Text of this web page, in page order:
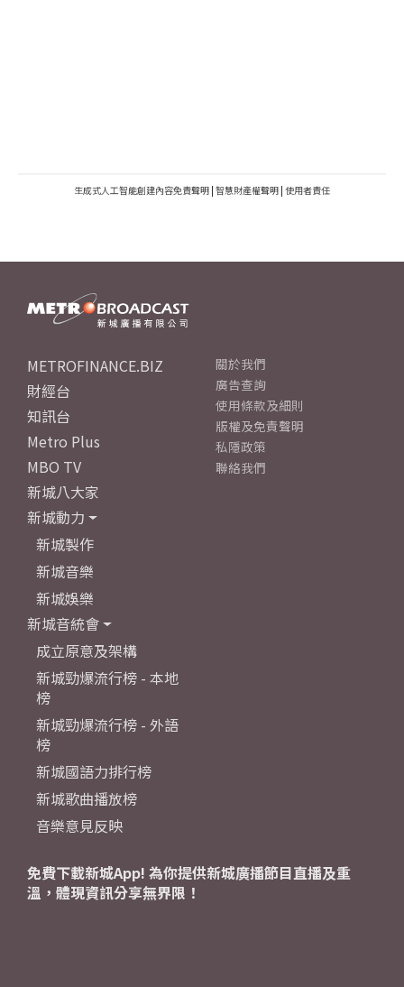
生成式人工智能創建內容免責聲明 | 智慧財產權聲明 | 使用者責任
METROFINANCE.BIZ
財經台
知訊台
Metro Plus
MBO TV
新城八大家
新城動力
新城製作
新城音樂
新城娛樂
新城音統會
成立原意及架構
新城勁爆流行榜 - 本地
榜
新城勁爆流行榜 - 外語
榜
新城國語力排行榜
新城歌曲播放榜
音樂意見反映
關於我們
廣告查詢
使用條款及細則
版權及免責聲明
私隱政策
聯絡我們
免費下載新城App! 為你提供新城廣播節目直播及重
溫，體現資訊分享無界限！